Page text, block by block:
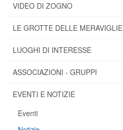
VIDEO DI ZOGNO
LE GROTTE DELLE MERAVIGLIE
LUOGHI DI INTERESSE
ASSOCIAZIONI - GRUPPI
EVENTI E NOTIZIE
Eventi